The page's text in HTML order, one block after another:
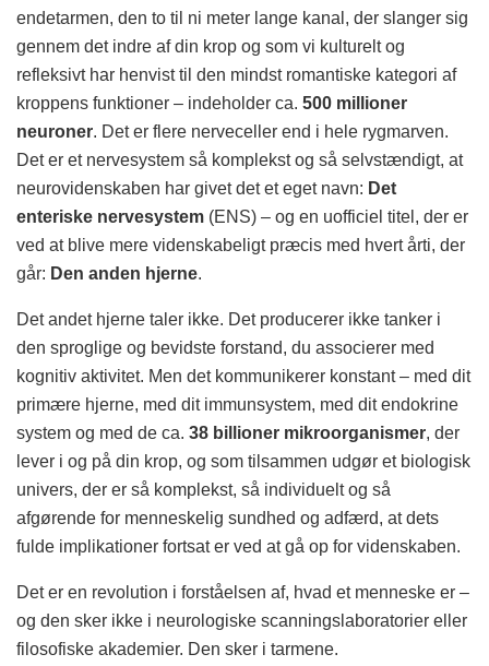
endetarmen, den to til ni meter lange kanal, der slanger sig
gennem det indre af din krop og som vi kulturelt og
refleksivt har henvist til den mindst romantiske kategori af
kroppens funktioner – indeholder ca. 500 millioner
neuroner. Det er flere nerveceller end i hele rygmarven.
Det er et nervesystem så komplekst og så selvstændigt, at
neurovidenskaben har givet det et eget navn: Det
enteriske nervesystem (ENS) – og en uofficiel titel, der er
ved at blive mere videnskabeligt præcis med hvert årti, der
går: Den anden hjerne.
Det andet hjerne taler ikke. Det producerer ikke tanker i
den sproglige og bevidste forstand, du associerer med
kognitiv aktivitet. Men det kommunikerer konstant – med dit
primære hjerne, med dit immunsystem, med dit endokrine
system og med de ca. 38 billioner mikroorganismer, der
lever i og på din krop, og som tilsammen udgør et biologisk
univers, der er så komplekst, så individuelt og så
afgørende for menneskelig sundhed og adfærd, at dets
fulde implikationer fortsat er ved at gå op for videnskaben.
Det er en revolution i forståelsen af, hvad et menneske er –
og den sker ikke i neurologiske scanningslaboratorier eller
filosofiske akademier. Den sker i tarmene.